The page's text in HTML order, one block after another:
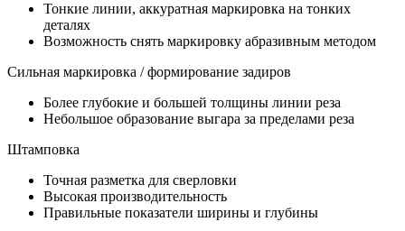
Тонкие линии, аккуратная маркировка на тонких
деталях
Возможность снять маркировку абразивным методом
Сильная маркировка / формирование задиров
Более глубокие и большей толщины линии реза
Небольшое образование выгара за пределами реза
Штамповка
Точная разметка для сверловки
Высокая производительность
Правильные показатели ширины и глубины